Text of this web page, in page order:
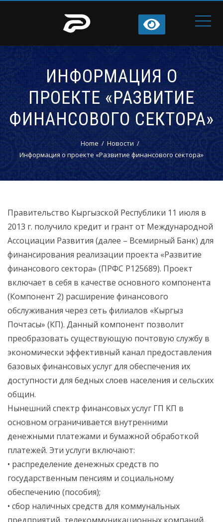
ИНФОРМАЦИЯ О
ПРОЕКТЕ «РАЗВИТИЕ
ФИНАНСОВОГО СЕКТОРА»
Home
Новости
Информация о проекте «Развитие финансового сектора»
Правительство Кыргызской Республики 11 июля в
2013 г. получило кредит и грант от Международной
Ассоциации Развития (далее – Всемирный Банк) для
финансирования реализации проекта «Развитие
финансового сектора» (ПРФС P125689). Проект
включает в себя в качестве основного компонента
(Компонент 2) расширение финансового
обслуживания через сеть филиалов «Кыргыз
Почтасы» (КП). Данный компонент позволит
преобразовать существующую почтовую службу в
экономически эффективный канал предоставления
базовых финансовых услуг для обеспечения их
доступности для бедных слоев населения и сельских
общин.
Нынешний спектр финансовых услуг ГП KП в
основном ограничивается внутренними
денежными платежами и бумажной обработкой
платежей. Эти услуги включают:
• распределение денежных средств по
государственным пенсиям и социальному
обеспечению (пособия);
• сбор наличных средств для коммунальных